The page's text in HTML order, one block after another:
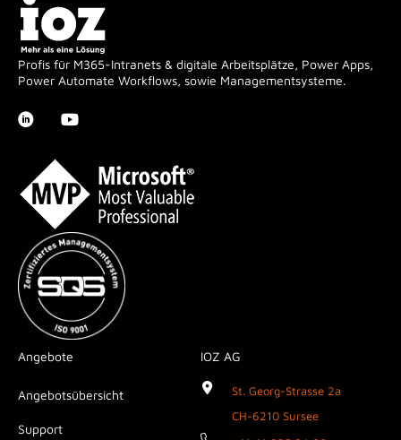
Profis für M365-Intranets & digitale Arbeitsplätze, Power Apps,
Power Automate Workflows, sowie Managementsysteme.
Angebote
Angebotsübersicht
Support
IOZ AG
St. Georg-Strasse 2a
CH-6210 Sursee